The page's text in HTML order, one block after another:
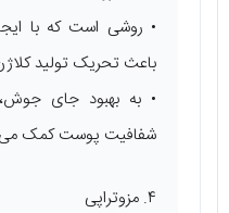
• روشی است که با
باعث تحریک تولید
• به بهبود جای
شفافیت پوست کمک
۴. مزوتراپی